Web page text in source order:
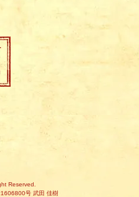
Reserved.
号 武田 佳樹